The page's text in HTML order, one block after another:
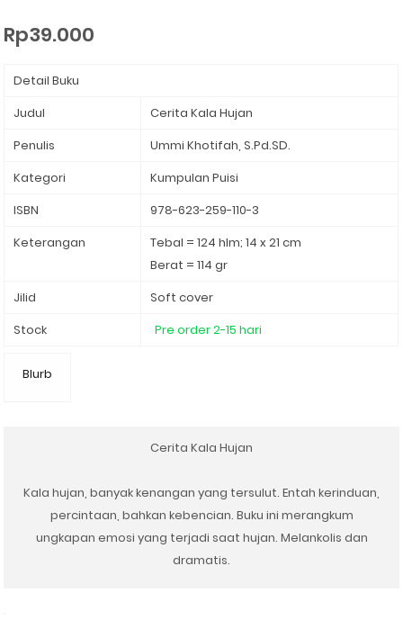
Rp39.000
Detail Buku
Judul
Cerita Kala Hujan
Penulis
Ummi Khotifah, S.Pd.SD. ⁣
Kategori
Kumpulan Puisi⁣
ISBN
978-623-259-110-3
Keterangan
Tebal = 124 hlm; 14 x 21 cm
Berat = 114 gr
Jilid
Soft cover
Stock
Pre order 2-15 hari
Blurb
Cerita Kala Hujan⁣
Kala hujan, banyak kenangan yang tersulut. Entah kerinduan,
percintaan, bahkan kebencian. Buku ini merangkum
ungkapan emosi yang terjadi saat hujan. Melankolis dan
dramatis.⁣